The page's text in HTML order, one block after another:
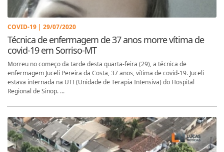
COVID-19 | 29/07/2020
Técnica de enfermagem de 37 anos morre vítima de
covid-19 em Sorriso-MT
Morreu no começo da tarde desta quarta-feira (29), a técnica de
enfermagem Juceli Pereira da Costa, 37 anos, vítima de covid-19. Juceli
estava internada na UTI (Unidade de Terapia Intensiva) do Hospital
Regional de Sinop. ...